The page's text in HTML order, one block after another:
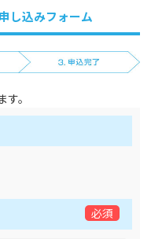
し込みフォーム
。
必須